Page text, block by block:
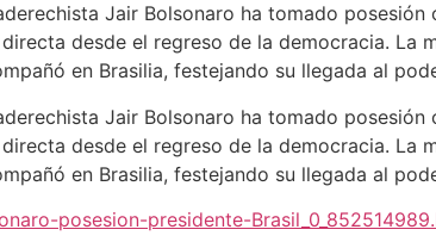
Jair Bolsonaro ha tomado
desde el regreso de la democracia. La
en Brasilia, festejando su llegada al
Jair Bolsonaro ha tomado
desde el regreso de la democracia. La
en Brasilia, festejando su llegada al
posesion-presidente-